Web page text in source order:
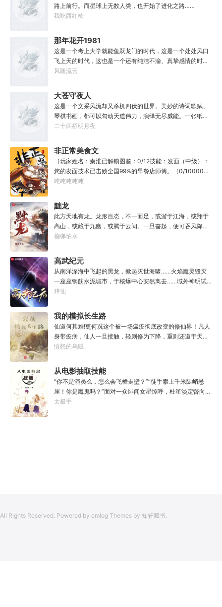
路上前行。而星球上无数人类，也开始了进化之路……
我吃西红柿
那年花开1981
这是一个考上大学就能鱼跃龙门的时代，这是一个处处风口
飞上天的时代，这也是一个还有纯洁不渝、真挚感情的时
代；只不过李野刚刚来到这个时代，却被劝着放弃高考进厂
冲刺型选手会考不上？那岂不是辜负了那么多年体育老师的
教导？”
风随流云
大苍守夜人
这是一个文采风流却又杀机四伏的世界。美妙的诗词歌赋、
琴棋书画，都可以勾动天道伟力，演绎无尽威能。一张纸可
封万载凶谷，一滴墨可将三千里海域化为永夜。林苏进入这
人毕生难以触摸的天花板，敢与诸子百家圣人争道。精智
计，察人心，演绎兵法三十六计，弹指间可换一国之君。不
知者谓他情种，知他者，言他为真性情。
二十四桥明月夜
非正常美食文
［玩家姓名：秦淮已解锁图鉴：0/12技能：发面（中级）：
您的发面技术已击败全国99%的早餐店师傅。（0/10000）
调馅（高级）：您的调馅水平已击败全国100%的早餐店师
的那一刻，美食文主角迎来了他加载成功的系统。秦淮：美
食文，早说呀，这个他熟！后来——秦淮发现这好像不是个
单纯的美食文系统。好像还加了些奇奇怪怪的东西。连带着
他看邻居、朋友、客人、员工都不太像人……不过没事。遇
事不决，先吃一口！.游戏说明：1.本游戏自由度极高，请玩
力解锁图鉴。3.一切解释归游戏所有。
吨吨吨吨吨
黜龙
此方天地有龙。龙形百态，不一而足，或游于江海，或翔于
高山，或藏于九幽，或腾于云间。一旦奋起，便可吞风降
雪，引江划河，落雷喷火，分山避海。此处人间也有龙。人
之志。一时机发，便可翻云覆雨，决势分野，定鼎问道，证
位成龙。作为一个迷路的穿越者，张行一开始也想成龙，但
后来，他发现这个行当卷的太厉害了，就决定改行，去黜落
群龙。所谓行尽天下路，使天地处处通，黜遍天下龙，使世
间人人可为龙。
榴弹怕水
高武纪元
从南洋深海中飞起的黑龙，掀起灭世海啸……火焰魔灵毁灭
一座座钢筋水泥城市，于核爆中心安然离去……域外神明试
图统治整片星海……这是人类科技高度发达的未来世界。也
源，心怀能观想星海的奇异神宫，在这个世界艰难前行。多
年以后。“我现在的飞行速度是122682米/每秒，力量爆发
是……”李源在距蓝星表层约180公里的大气层中极速飞行，
冰冷眸子盯着昏暗虚空尽头那条形似神话传说中神龙的庞然
大物：“你，应该是所有入侵半神生命体中最强的一个
烽仙
我的模拟长生路
仙道何其难!更何况这个被一场瘟疫彻底改变的修仙界！凡人
身带疫病，仙人一旦接触，轻则修为下降，重则还道于天，
于是仙凡永隔；仙法不可同修，整个修仙界成为了一个巨大
凡尘中打滚，蹉跎一生。好在临终之时终于觉醒异宝，能够
化真为假，将真实的人生转为黄粱一梦，重回刚穿越之时！
于是，李凡开始了他的漫漫长生路！第二世，李凡历时五十
载终权倾天下，但却遍寻世间而不见仙踪。只在人生的末尾
得见仙人痕迹。第三世，李凡殚精竭虑、百般谋划，却终抵
愤怒的乌贼
从电影抽取技能
“你不是演员么，怎么会飞檐走壁？”“徒手攀上千米陡峭悬
崖！你是魔鬼吗？”面对一众绯闻女星惊呼，杜笙淡定瞥向从
影片中获得的绝技：【龙象般若功（紫）：十龙十象之力，
太极手
All Rights Reserved. Powered by emlog Themes by 知轩藏书.